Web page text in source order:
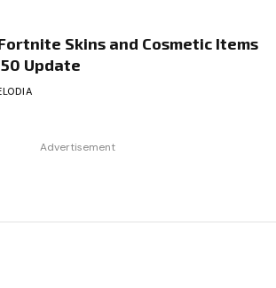
Skins and Cosmetic Items
Update
Advertisement